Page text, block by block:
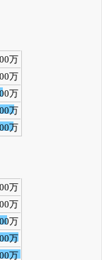
万
万
万
万
万
万
万
万
万
万